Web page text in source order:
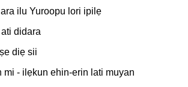
ilu Yuroopu lori ipilẹ
didara
diẹ sii
mi - ilẹkun ehin-erin lati muyan